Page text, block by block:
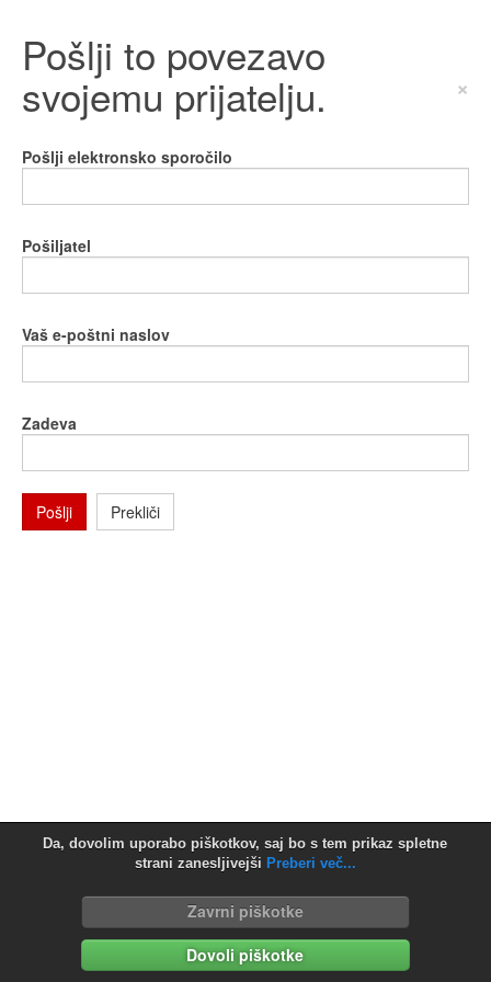
Da, dovolim uporabo piškotkov, saj bo s tem prikaz spletne
strani zanesljivejši Preberi več...
Zavrni piškotke
Dovoli piškotke
Pošlji to povezavo
svojemu prijatelju. ×
Pošlji elektronsko sporočilo
Pošiljatel
Vaš e-poštni naslov
Zadeva
Pošlji Prekliči